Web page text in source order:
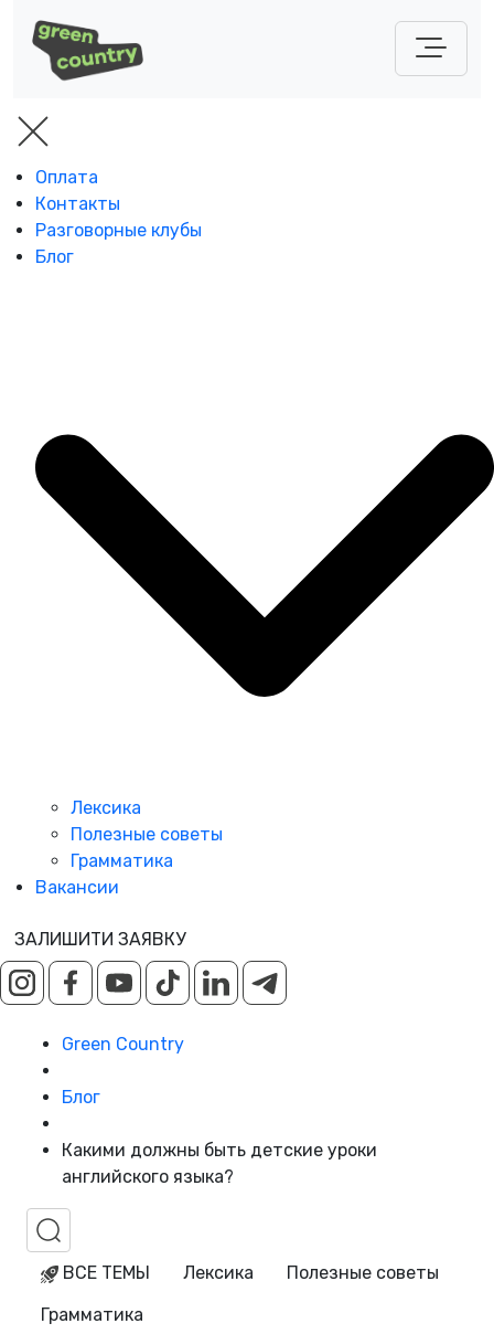
Оплата
Контакты
Разговорные клубы
Блог
Лексика
Полезные советы
Грамматика
Вакансии
ЗАЛИШИТИ ЗАЯВКУ
Green Country
Блог
Какими должны быть детские уроки
английского языка?
ВСЕ ТЕМЫ Лексика
Полезные советы
Грамматика